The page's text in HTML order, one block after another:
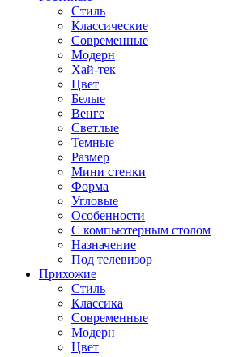
Стиль
Классические
Современные
Модерн
Хай-тек
Цвет
Белые
Венге
Светлые
Темные
Размер
Мини стенки
Форма
Угловые
Особенности
С компьютерным столом
Назначение
Под телевизор
Прихожие
Стиль
Классика
Современные
Модерн
Цвет